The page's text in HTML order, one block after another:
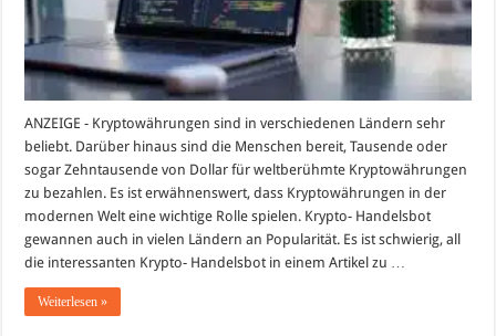
ANZEIGE - Kryptowährungen sind in verschiedenen Ländern sehr
beliebt. Darüber hinaus sind die Menschen bereit, Tausende oder
sogar Zehntausende von Dollar für weltberühmte Kryptowährungen
zu bezahlen. Es ist erwähnenswert, dass Kryptowährungen in der
modernen Welt eine wichtige Rolle spielen. Krypto- Handelsbot
gewannen auch in vielen Ländern an Popularität. Es ist schwierig, all
die interessanten Krypto- Handelsbot in einem Artikel zu …
Weiterlesen »